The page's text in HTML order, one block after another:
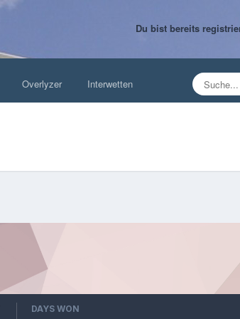
Du bist bereits
Overlyzer Interwetten
DAYS WON